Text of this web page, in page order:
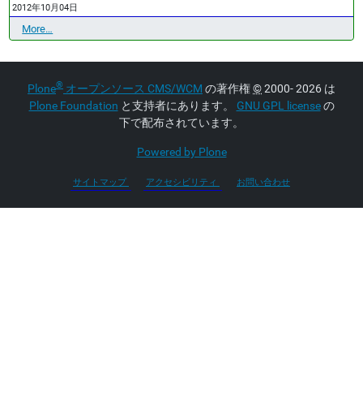
2012年10月04日
最
近
新
More…
Plone® オープンソース CMS/WCM の著作権©2000- 2026 は
Plone Foundation と支持者にあります。 GNU GPL licenseの
下で配布されています。
Powered by Plone
サイトマップ アクセシビリティ お問い合わせ